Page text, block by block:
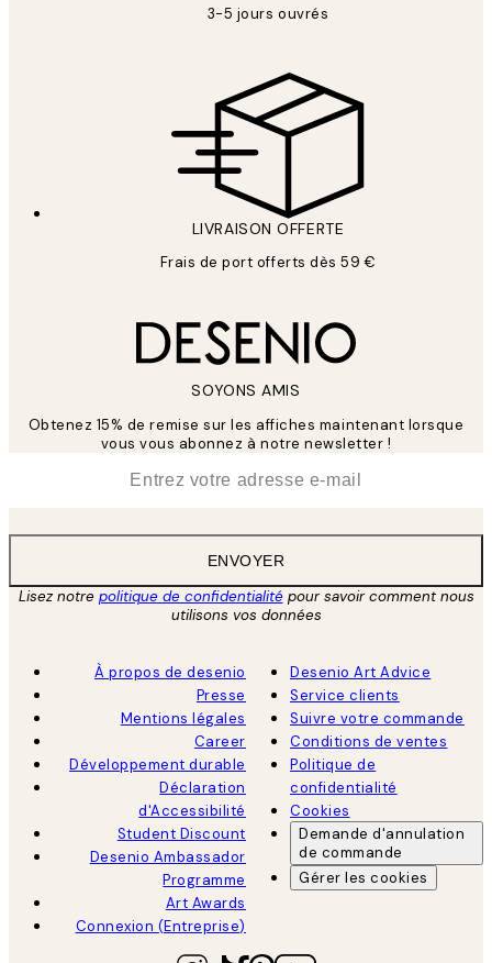
3-5 jours ouvrés
LIVRAISON OFFERTE
Frais de port offerts dès 59 €
SOYONS AMIS
Obtenez 15% de remise sur les affiches maintenant lorsque
vous vous abonnez à notre newsletter !
ENVOYER
Lisez notre politique de confidentialitépour savoir comment nous
utilisons vos données
À propos de desenio
Presse
Mentions légales
Career
Développement durable
Déclaration
d'Accessibilité
Student Discount
Desenio Ambassador
Programme
Art Awards
Connexion (Entreprise)
Desenio Art Advice
Service clients
Suivre votre commande
Conditions de ventes
Politique de
confidentialité
Cookies
Demande d'annulation
de commande
Gérer les cookies